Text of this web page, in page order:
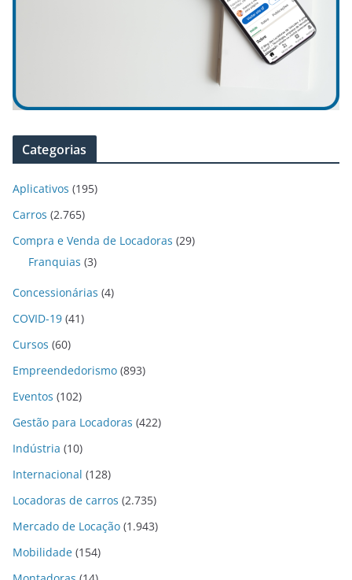
Categorias
Aplicativos (195)
Carros (2.765)
Compra e Venda de Locadoras (29)
Franquias (3)
Concessionárias (4)
COVID-19 (41)
Cursos (60)
Empreendedorismo (893)
Eventos (102)
Gestão para Locadoras (422)
Indústria (10)
Internacional (128)
Locadoras de carros (2.735)
Mercado de Locação (1.943)
Mobilidade (154)